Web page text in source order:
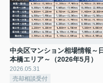
中央区マンション相場情報～
本橋エリア～（2026年5月）
2026.05.31
売却相談受付